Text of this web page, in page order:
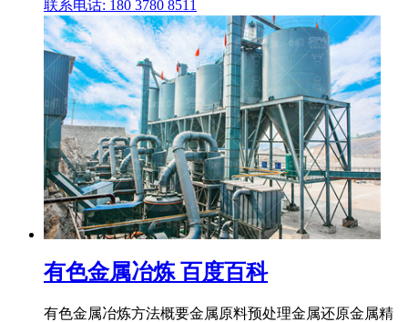
联系电话: 180 3780 8511
有色金属冶炼 百度百科
有色金属冶炼方法概要金属原料预处理金属还原金属精